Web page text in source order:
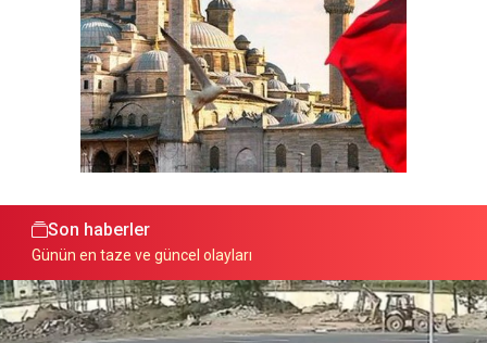
Son haberler
Günün en taze ve güncel olayları